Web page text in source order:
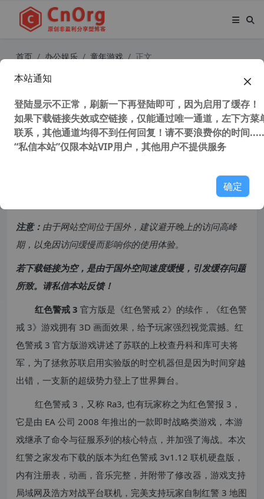
首页 办公娱乐 童年游戏 正文
命令与征服 红色警戒3 v1.12 原版 完
整联机版（唯一支持Mod版本）支持
win10
121,553 次浏览次阅读
注意： 由于网站空间位于国外，建议避开晚上的访问高峰
期，以免因访问缓慢而影响你的使用体验。
若下载链接为空，是由于国外空间速度缓慢，引发缓存问题
所致。请私信本站反馈！
红色警戒 3 官方版是《红色警戒 2》的续作，《红色警
戒 3》游戏拥有 3D 画面效果，给予玩家强烈视觉震撼。红
色警戒 3 官方版游戏讲述了苏联的上校查丹科和库可夫将
军，为了拯救苏联启用实验版的时空机器但是因为时间穿越
出错，一支新的超级势力登上了世界舞台。
红色警戒 3，又称 Ra3, 也有玩家称之为红色警报 3，
它是由 EA 公司 2008 年推出的一款即时战略类游戏，本游
戏继承了命令与征服系列的核心特点，并加强了海战。本次
红警之家发布下载的版本为红色警戒 3v1.12 联机硬盘版，
内有注册表，动画，音乐完整，并附带了修改器，游戏支持
局域网及浩方对战平台联机，完美支持玩家自制红警 3 地图
本站通知
登陆显示不正常，刷新一下再登陆即可，因为启用了缓存！
如果下载链接失效或空链接，仅能通过唯一通道，左下方菜
联系，其他通道均得不到任何回复！请不要浪费你的时间
“私信本站”仅限本站VIP用户，其他用户不提供服务
确定